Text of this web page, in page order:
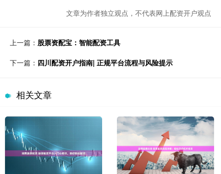
文章为作者独立观点，不代表网上配资开户观点
上一篇： 股票资配宝：智能配资工具
下一篇： 四川配资开户指南| 正规平台流程与风险提示
相关文章